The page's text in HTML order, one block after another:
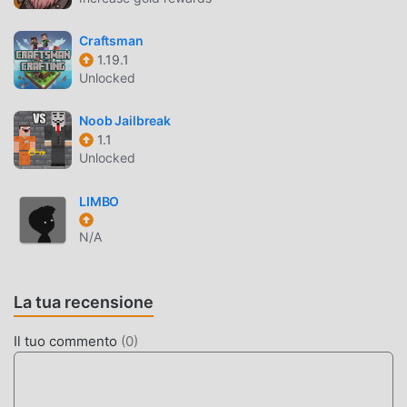
alta qualità rendono #sworcery attratto molti fan di
adventure e confrontato ai tradizionali giochi adventure,
#sworcery 1.0.19.1 ha adottato un motore virtuale
aggiornato e apportato aggiornamenti audaci. Con una
tecnologia più avanzata, l'esperienza sullo schermo del
gioco è stata notevolmente migliorata. Pur mantenendo lo
stile originale di adventure, il massimo Migliora
l'esperienza sensoriale dell'utente e ci sono molti diversi
tipi di telefoni cellulari apk con un'eccellente adattabilità,
assicurando che tutti gli amanti del gioco di adventure
Il tradizionale gioco adventure richiede agli utenti di
Craftsman
1.19.1
Unlocked
Noob Jailbreak
1.1
Unlocked
LIMBO
N/A
La tua recensione
Il tuo commento (0)